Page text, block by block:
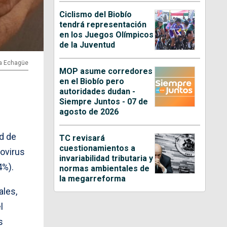
Echagüe
de
Ciclismo del Biobío
tendrá representación
en los Juegos Olímpicos
de la Juventud
MOP asume corredores
en el Biobío pero
autoridades dudan -
Siempre Juntos - 07 de
agosto de 2026
TC revisará
cuestionamientos a
invariabilidad tributaria y
normas ambientales de
la megarreforma